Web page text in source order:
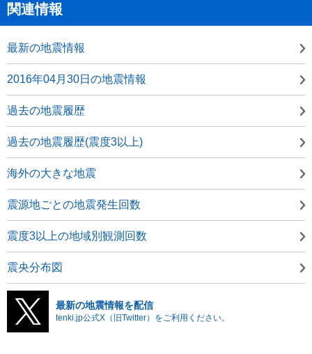
関連情報
最新の地震情報
2016年04月30日の地震情報
過去の地震履歴
過去の地震履歴(震度3以上)
海外の大きな地震
震源地ごとの地震発生回数
震度3以上の地域別観測回数
震央分布図
最新の地震情報を配信
tenki.jp公式X（旧Twitter）をご利用ください。